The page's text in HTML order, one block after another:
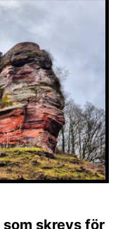
som skrevs för